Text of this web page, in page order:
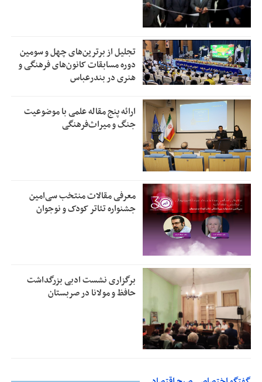
تجلیل از بر‌ترین‌های چهل و سومین
دوره مسابقات کانون‌های فرهنگی و
هنری در بندرعباس
ارائه پنج مقاله علمی با موضوعیت
جنگ و میراث‌فرهنگی
معرفی مقالات منتخب سی‌امین
جشنواره تئاتر کودک و نوجوان
برگزاری نشست ادبی بزرگداشت
حافظ و مولانا در صربستان